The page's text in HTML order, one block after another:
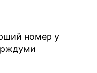
номер у